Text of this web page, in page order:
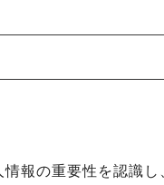
報の重要性を認識